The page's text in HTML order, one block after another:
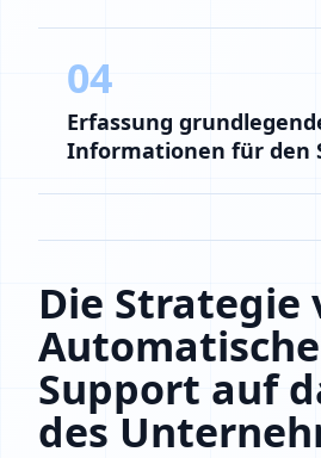
04
Erfassung
Informationen für den
Die Strategie
Support auf
des